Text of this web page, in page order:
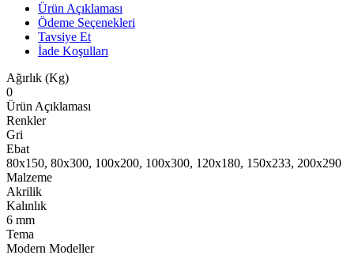
Ürün Açıklaması
Ödeme Seçenekleri
Tavsiye Et
İade Koşulları
Ağırlık (Kg)
0
Ürün Açıklaması
Renkler
Gri
Ebat
80x150, 80x300, 100x200, 100x300, 120x180, 150x233, 200x290
Malzeme
Akrilik
Kalınlık
6 mm
Tema
Modern Modeller